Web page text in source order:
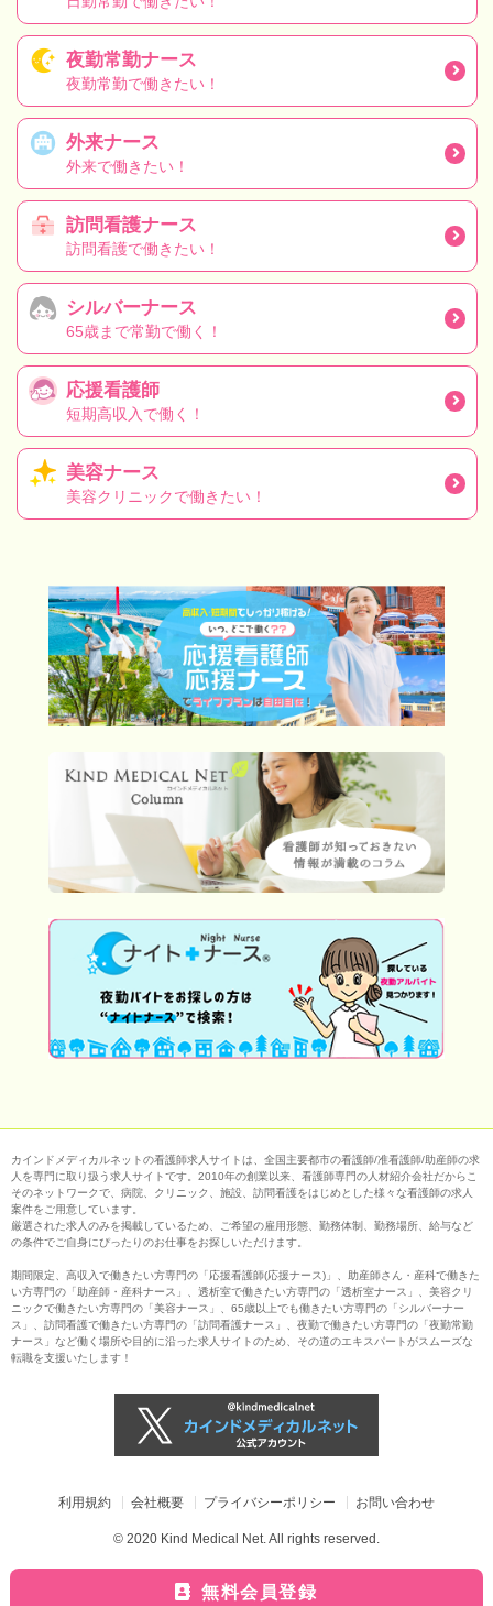
夜勤常勤ナース
夜勤常勤で働きたい！
外来ナース
外来で働きたい！
訪問看護ナース
訪問看護で働きたい！
シルバーナース
65歳まで常勤で働く！
応援看護師
短期高収入で働く！
美容ナース
美容クリニックで働きたい！
カインドメディカルネットの看護師求人サイトは、全国主要都市の看護師/准看護師/助産師の求
人を専門に取り扱う求人サイトです。2010年の創業以来、看護師専門の人材紹介会社だからこ
そのネットワークで、病院、クリニック、施設、訪問看護をはじめとした様々な看護師の求人
案件をご用意しています。
厳選された求人のみを掲載しているため、ご希望の雇用形態、勤務体制、勤務場所、給与など
の条件でご自身にぴったりのお仕事をお探しいただけます。
期間限定、高収入で働きたい方専門の「応援看護師(応援ナース)」、助産師さん・産科で働きた
い方専門の「助産師・産科ナース」、透析室で働きたい方専門の「透析室ナース」、美容クリ
ニックで働きたい方専門の「美容ナース」、65歳以上でも働きたい方専門の「シルバーナー
ス」、訪問看護で働きたい方専門の「訪問看護ナース」、夜勤で働きたい方専門の「夜勤常勤
ナース」など働く場所や目的に沿った求人サイトのため、その道のエキスパートがスムーズな
転職を支援いたします！
利用規約 会社概要 プライバシーポリシー お問い合わせ
© 2020 Kind Medical Net. All rights reserved.
無料会員登録